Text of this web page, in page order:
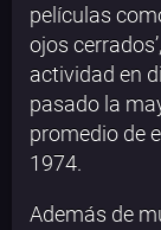
películas
ojos
actividad en
pasado la
promedio de
1974.
Además de